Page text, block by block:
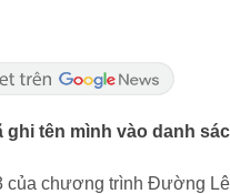
tên mình vào danh
của chương trình Đường